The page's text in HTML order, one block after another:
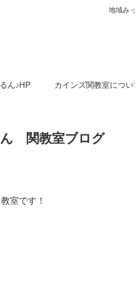
地域み
ん♪HP カインズ関教室につい
関教室ブログ
室です！